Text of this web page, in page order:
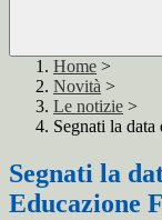
Home >
Novità >
Le notizie >
Segnati la
Segnati la
Educazione